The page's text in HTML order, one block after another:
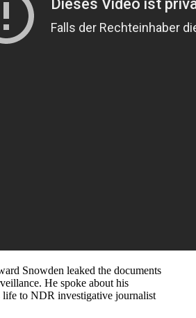
Snowden leaked the documents
He spoke about his
life to NDR investigative journalist